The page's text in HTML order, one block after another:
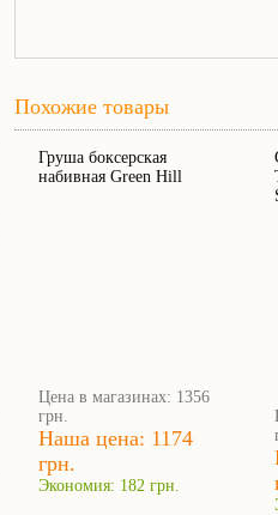
Похожие товары
Груша боксерская
набивная Green Hill
Цена в магазинах: 1356
грн.
Наша цена: 1174
грн.
Экономия: 182 грн.